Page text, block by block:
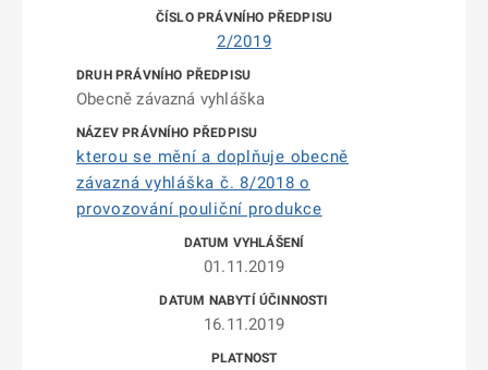
2/2019
Obecně závazná vyhláška
kterou se mění a doplňuje obecně
závazná vyhláška č. 8/2018 o
provozování pouliční produkce
01.11.2019
16.11.2019